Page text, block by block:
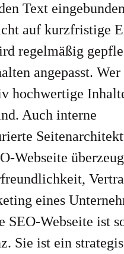
Text eingebunden
auf kurzfristige
regelmäßig
angepasst. Wer
hochwertige
Auch interne
Webseite
eines
SEO-Webseite ist
Sie ist ein